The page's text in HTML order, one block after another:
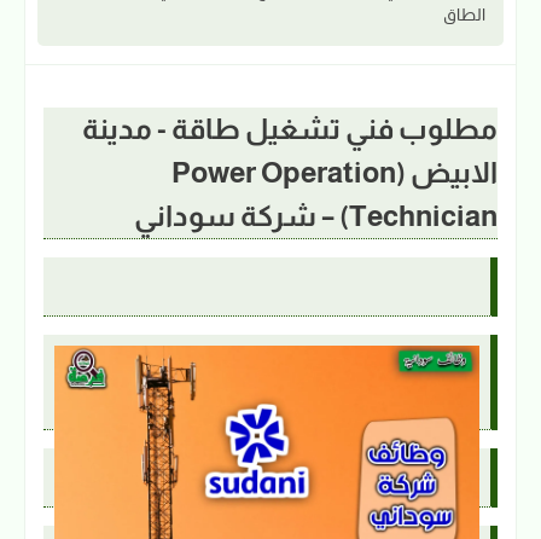
الطاق
مطلوب فني تشغيل طاقة - مدينة
الابيض (Power Operation
Technician) – شركة سوداني